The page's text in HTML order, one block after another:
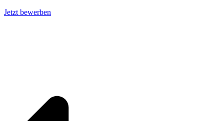
Jetzt bewerben